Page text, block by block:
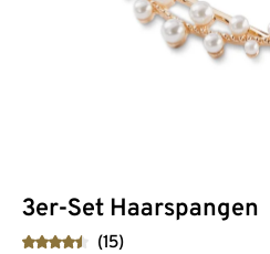
3er-Set Haarspangen
(15)